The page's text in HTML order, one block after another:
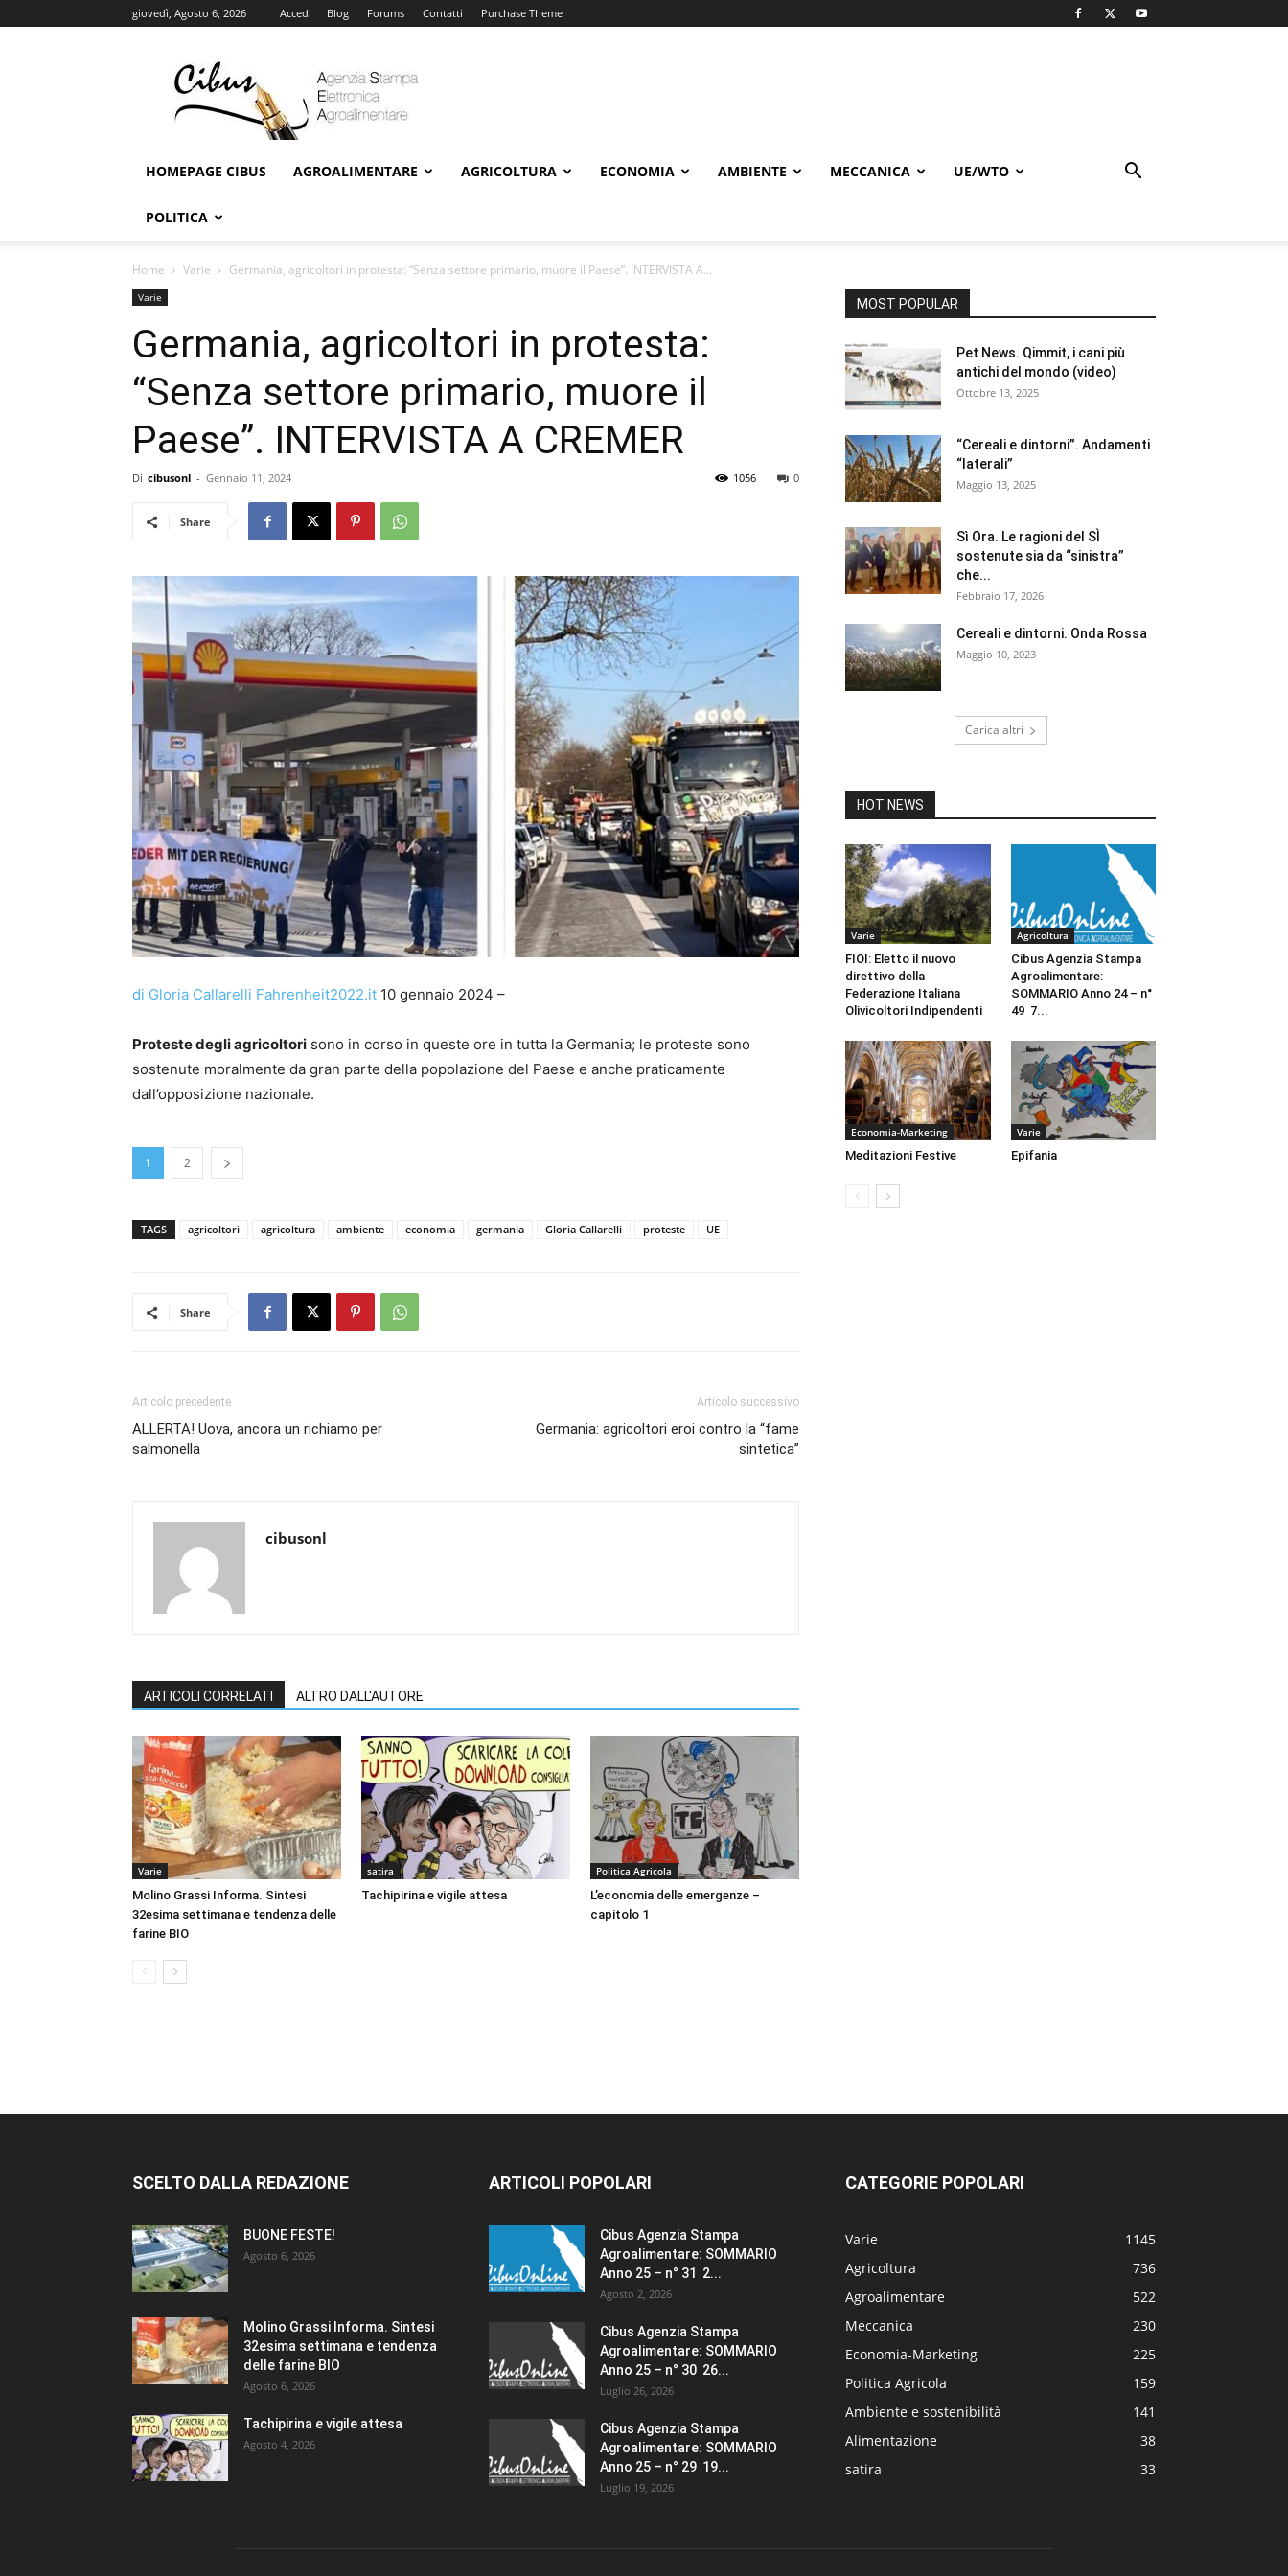
giovedì, Agosto 6, 2026 Accedi Blog Forums Contatti Purchase Theme
Online
HOMEPAGE CIBUS AGROALIMENTARE AGRICOLTURA ECONOMIA AMBIENTE MECCANICA UE/WTO
POLITICA
Home Varie Germania, agricoltori in protesta: “Senza settore primario, muore il Paese”. INTERVISTA A...
Varie
Germania, agricoltori in protesta:
“Senza settore primario, muore il
Paese”. INTERVISTA A CREMER
Di cibusonl - Gennaio 11, 2024 0
1056
Share
di Gloria Callarelli Fahrenheit2022.it 10 gennaio 2024 –
Proteste degli agricoltori sono in corso in queste ore in tutta la Germania; le proteste sono
sostenute moralmente da gran parte della popolazione del Paese e anche praticamente
dall’opposizione nazionale.
1 2
TAGS agricoltori agricoltura ambiente economia germania Gloria Callarelli proteste UE
Share
Articolo precedente
ALLERTA! Uova, ancora un richiamo per
salmonella
Articolo successivo
Germania: agricoltori eroi contro la “fame
sintetica”
cibusonl
ARTICOLI CORRELATI ALTRO DALL'AUTORE
Varie
Molino Grassi Informa. Sintesi
32esima settimana e tendenza delle
farine BIO
satira
Tachipirina e vigile attesa
Politica Agricola
L’economia delle emergenze –
capitolo 1
MOST POPULAR
Pet News. Qimmit, i cani più
antichi del mondo (video)
Ottobre 13, 2025
“Cereali e dintorni”. Andamenti
“laterali”
Maggio 13, 2025
Sì Ora. Le ragioni del SÌ
sostenute sia da “sinistra”
che...
Febbraio 17, 2026
Cereali e dintorni. Onda Rossa
Maggio 10, 2023
Carica altri
HOT NEWS
Varie
FIOI: Eletto il nuovo
direttivo della
Federazione Italiana
Olivicoltori Indipendenti
Agricoltura
Cibus Agenzia Stampa
Agroalimentare:
SOMMARIO Anno 24 – n°
49 7...
Economia-Marketing
Meditazioni Festive
Varie
Epifania
SCELTO DALLA REDAZIONE
BUONE FESTE!
Agosto 6, 2026
Molino Grassi Informa. Sintesi
32esima settimana e tendenza
delle farine BIO
Agosto 6, 2026
Tachipirina e vigile attesa
Agosto 4, 2026
ARTICOLI POPOLARI
Cibus Agenzia Stampa
Agroalimentare: SOMMARIO
Anno 25 – n° 31 2...
Agosto 2, 2026
Cibus Agenzia Stampa
Agroalimentare: SOMMARIO
Anno 25 – n° 30 26...
Luglio 26, 2026
Cibus Agenzia Stampa
Agroalimentare: SOMMARIO
Anno 25 – n° 29 19...
Luglio 19, 2026
CATEGORIE POPOLARI
Varie
1145
Agricoltura
736
Agroalimentare
522
Meccanica
230
Economia-Marketing
225
Politica Agricola
159
Ambiente e sostenibilità
141
Alimentazione
38
satira
33